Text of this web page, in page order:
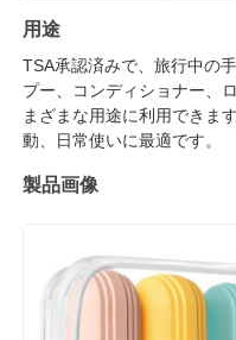
用途
TSA承認済みで、旅行中の
プー、コンディショナー、
まざまな用途に利用できま
動、日常使いに最適です。
製品画像